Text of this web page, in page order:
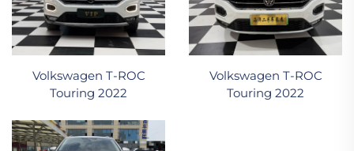
Volkswagen T-ROC
Touring 2022
Volkswagen T-ROC
Touring 2022